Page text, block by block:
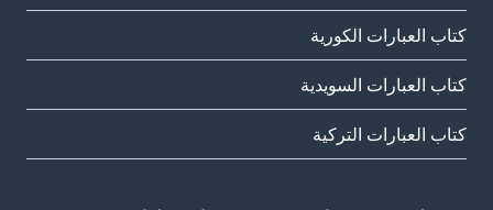
كتاب العبارات الكورية
كتاب العبارات السويدية
كتاب العبارات التركية